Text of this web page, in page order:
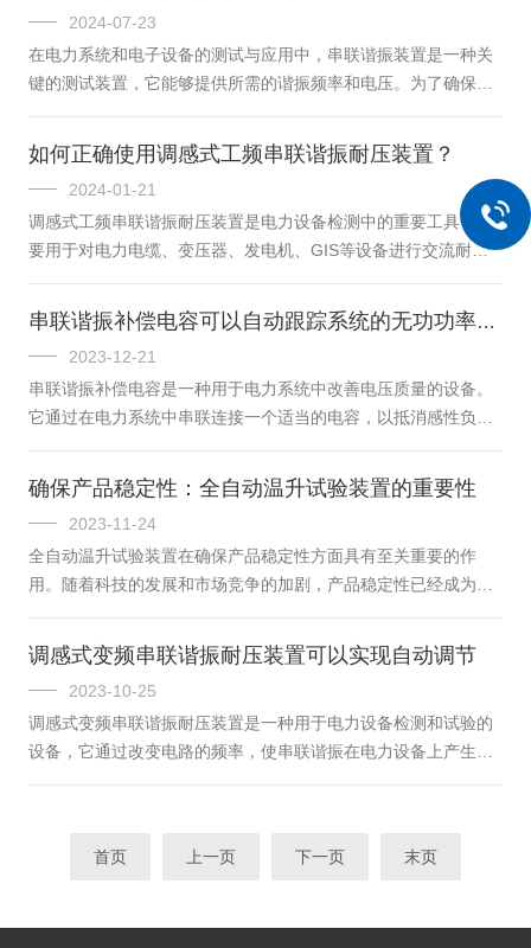
2024-07-23
在电力系统和电子设备的测试与应用中，串联谐振装置是一种关
键的测试装置，它能够提供所需的谐振频率和电压。为了确保装
供一份关于如何正确操作和维护装置的详细指南，以帮助用户提
高设备的性能和延长其使用寿命。操作前的准备工作是不可少的
一步。操作人员需要熟悉设备的工作原理、性能指标以及操作规
程。此外，检查装置是否完好无损，确认所有的连接部分都紧固
且无松动现象。在进行实验或测试之前，确保所有的安全措施都
如何正确使用调感式工频串联谐振耐压装置？
2024-01-21
调感式工频串联谐振耐压装置是电力设备检测中的重要工具，主
要用于对电力电缆、变压器、发电机、GIS等设备进行交流耐压
可能会导致测试结果不准确或对设备造成损坏。那么，如何正确
使用调感式工频串联谐振耐压装置呢？首先，确保装置的安装环
境符合要求。选择干燥、通风良好、无尘、无腐蚀性气体的室内
环境，温度在5~40℃之间，湿度不超过80%。同时，确保装置的
接地良好，避免接地不良引起的干扰或损坏。其次，根据被试品
串联谐振补偿电容可以自动跟踪系统的无功功率变化
2023-12-21
串联谐振补偿电容是一种用于电力系统中改善电压质量的设备。
它通过在电力系统中串联连接一个适当的电容，以抵消感性负载
于串联谐振电路的特性。当一个电感和一个电容串联连接时，如
果电容的容抗与电感的感抗相等，那么电路就会发生谐振。此
时，电路的阻抗小，电流大。串联谐振补偿电容就是利用这个原
理，通过调节电容的容抗，使其与电感的感抗相等，以达到补偿
无功功率的目的。二、优点高效节能：可以自动跟踪系统的无功
确保产品稳定性：全自动温升试验装置的重要性
2023-11-24
全自动温升试验装置在确保产品稳定性方面具有至关重要的作
用。随着科技的发展和市场竞争的加剧，产品稳定性已经成为企
种环境因素，检测产品在不同温度下的性能表现，从而为产品的
优化和稳定性提供有力保障。1、能够精确控制温度环境。通过先
进的温度控制系统，实验人员可以模拟产品在不同温度环境下的
运行状态，如高温、低温、常温等。这有助于检测产品在不同温
度下的性能表现，为产品的稳定性和可靠性提供数据支持。2、能
调感式变频串联谐振耐压装置可以实现自动调节
2023-10-25
调感式变频串联谐振耐压装置是一种用于电力设备检测和试验的
设备，它通过改变电路的频率，使串联谐振在电力设备上产生高
变电路的谐振频率，电抗器则可以将交流电源转化为直流电源，
首页 上一页 下一页 末页